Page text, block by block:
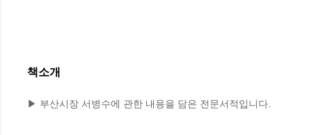
책소개
▶ 부산시장 서병수에 관한 내용을 담은 전문서적입니다.